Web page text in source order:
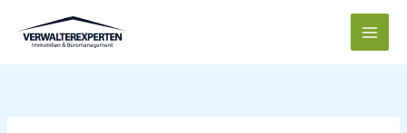
Inhalt
springen